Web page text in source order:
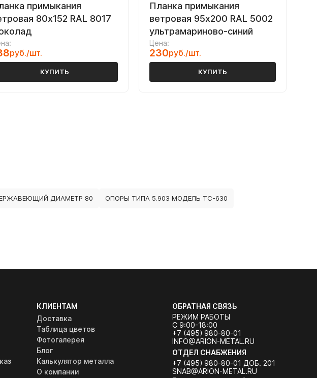
примыкания
80х152 RAL 8017
руб./шт.
КУПИТЬ
Планка примыкания
ветровая 95х200 RAL 5002
ультрамариново-синий
Цена:
230руб./шт.
КУПИТЬ
ДИАМЕТР 80 ОПОРЫ ТИПА 5.903 МОДЕЛЬ ТС-630
КЛИЕНТАМ
Доставка
Таблица цветов
Фотогалерея
Блог
Калькулятор металла
О компании
ОБРАТНАЯ СВЯЗЬ
РЕЖИМ РАБОТЫ
С 9:00-18:00
+7 (495) 980-80-01
INFO@ARION-METAL.RU
ОТДЕЛ СНАБЖЕНИЯ
+7 (495) 980-80-01 ДОБ. 201
SNAB@ARION-METAL.RU